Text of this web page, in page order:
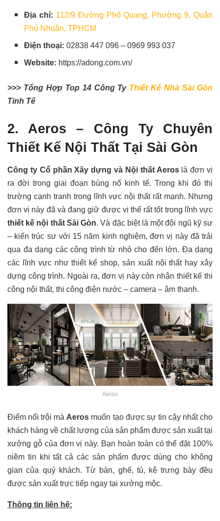
Địa chỉ: 112/9 Đường Phổ Quang, Phường 9, Quận
Phú Nhuận, TPHCM
Điện thoại: 02838 447 096 – 0969 993 037
Website: https://adong.com.vn/
>>> Tổng Hợp Top 14 Công Ty Thiết Kế Nhà Sài Gòn
Tinh Tế
2. Aeros – Công Ty Chuyên
Thiết Kế Nội Thất Tại Sài Gòn
Công ty Cổ phần Xây dựng và Nội thất Aeroslà đơn vị
ra đời trong giai đoạn bùng nổ kinh tế. Trong khi đó thị
trường cạnh tranh trong lĩnh vực nội thất rất mạnh. Nhưng
đơn vị này đã và đang giữ được vị thế rất tốt trong lĩnh vực
thiết kế nội thất Sài Gòn. Và đặc biệt là một đội ngũ kỹ sư
– kiến trúc sư với 15 năm kinh nghiệm, đơn vị này đã trải
qua đa dạng các công trình từ nhỏ cho đến lớn. Đa dạng
các lĩnh vực như thiết kế shop, sản xuất nội thất hay xây
dựng công trình. Ngoài ra, đơn vị này còn nhận thiết kế thi
công nội thất, thi công điện nước – camera – âm thanh.
Aeros
Điểm nổi trội mà Aeros muốn tạo được sự tin cậy nhất cho
khách hàng về chất lượng của sản phẩm được sản xuất tại
xưởng gỗ của đơn vị này. Bạn hoàn toàn có thể đặt 100%
niềm tin khi tất cả các sản phẩm được dùng cho không
gian của quý khách. Từ bàn, ghế, tủ, kệ trưng bày đều
được sản xuất trực tiếp ngay tại xưởng mộc.
Thông tin liên hệ: